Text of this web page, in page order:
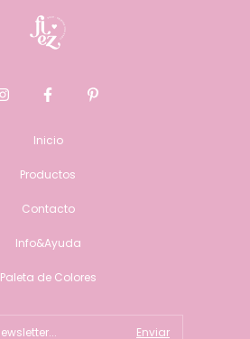
Inicio
Productos
Contacto
Info&Ayuda
Paleta de Colores